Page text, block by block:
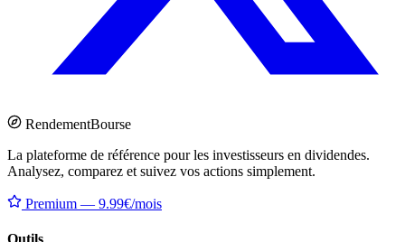
RendementBourse
La plateforme de référence pour les investisseurs en dividendes.
Analysez, comparez et suivez vos actions simplement.
Premium — 9.99€/mois
Outils